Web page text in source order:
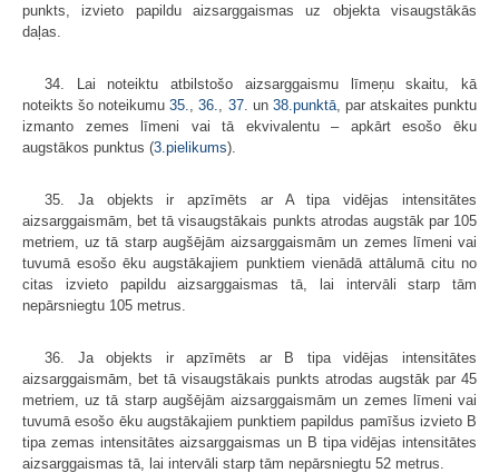
punkts, izvieto papildu aizsarggaismas uz objekta visaugstākās
daļas.
34. Lai noteiktu atbilstošo aizsarggaismu līmeņu skaitu, kā
noteikts šo noteikumu35. ,36. 37. un 38.punktā, par atskaites punktu
izmanto zemes līmeni vai tā ekvivalentu – apkārt esošo ēku
augstākos punktus (3.pielikums).
35. Ja objekts ir apzīmēts ar A tipa vidējas intensitātes
aizsarggaismām, bet tā visaugstākais punkts atrodas augstāk par 105
metriem, uz tā starp augšējām aizsarggaismām un zemes līmeni vai
tuvumā esošo ēku augstākajiem punktiem vienādā attālumā citu no
citas izvieto papildu aizsarggaismas tā, lai intervāli starp tām
nepārsniegtu 105 metrus.
36. Ja objekts ir apzīmēts ar B tipa vidējas intensitātes
aizsarggaismām, bet tā visaugstākais punkts atrodas augstāk par 45
metriem, uz tā starp augšējām aizsarggaismām un zemes līmeni vai
tuvumā esošo ēku augstākajiem punktiem papildus pamīšus izvieto B
tipa zemas intensitātes aizsarggaismas un B tipa vidējas intensitātes
aizsarggaismas tā, lai intervāli starp tām nepārsniegtu 52 metrus.